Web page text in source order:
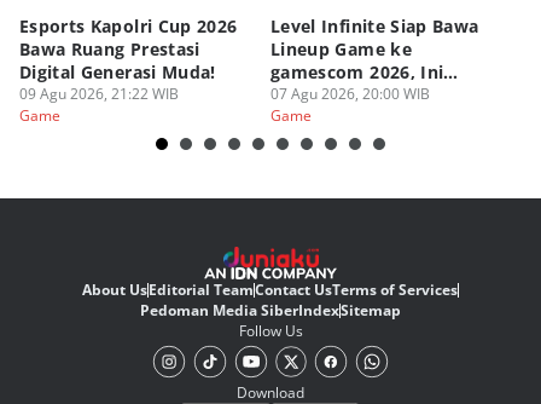
Esports Kapolri Cup 2026
Bawa Ruang Prestasi
Digital Generasi Muda!
09 Agu 2026, 21:22 WIB
Game
Level Infinite Siap Bawa
Lineup Game ke
gamescom 2026, Ini
Judulnya!
07 Agu 2026, 20:00 WIB
Game
About UsEditorial TeamContact UsTerms of Services
Pedoman Media SiberIndexSitemap
Follow Us
Download